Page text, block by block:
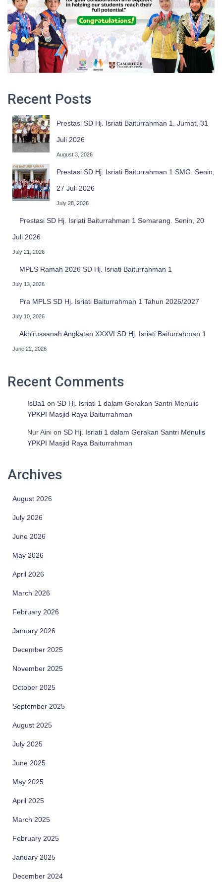
Recent Posts
Prestasi SD Hj. Isriati Baiturrahman 1. Jumat, 31
Juli 2026
August 3, 2026
Prestasi SD Hj. Isriati Baiturrahman 1 SMG. Senin,
27 Juli 2026
July 28, 2026
Prestasi SD Hj. Isriati Baiturrahman 1 Semarang. Senin, 20
Juli 2026
July 21, 2026
MPLS Ramah 2026 SD Hj. Isriati Baiturrahman 1
July 13, 2026
Pra MPLS SD Hj. Isriati Baiturrahman 1 Tahun 2026/2027
July 10, 2026
Akhirussanah Angkatan XXXVI SD Hj. Isriati Baiturrahman 1
June 22, 2026
Recent Comments
IsBa1 on SD Hj. Isriati 1 dalam Gerakan Santri Menulis
YPKPI Masjid Raya Baiturrahman
Nur Aini on SD Hj. Isriati 1 dalam Gerakan Santri Menulis
YPKPI Masjid Raya Baiturrahman
Archives
August 2026
July 2026
June 2026
May 2026
April 2026
March 2026
February 2026
January 2026
December 2025
November 2025
October 2025
September 2025
August 2025
July 2025
June 2025
May 2025
April 2025
March 2025
February 2025
January 2025
December 2024